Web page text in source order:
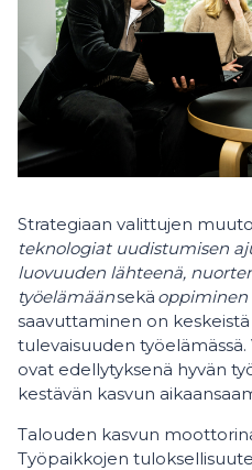
Strategiaan valittujen
teknologiat uudistumisen
luovuuden lähteenä,
työelämäänsekä oppiminen
saavuttaminen on
tulevaisuuden
ovat edellytyksenä hyvän
kestävän kasvun
Talouden kasvun
Työpaikkojen